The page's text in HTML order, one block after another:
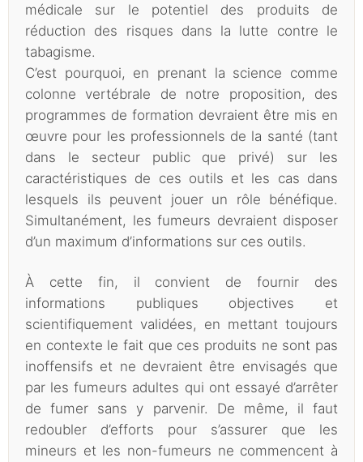
médicale sur le potentiel des produits de
réduction des risques dans la lutte contre le
tabagisme.
C’est pourquoi, en prenant la science comme
colonne vertébrale de notre proposition, des
programmes de formation devraient être mis en
œuvre pour les professionnels de la santé (tant
dans le secteur public que privé) sur les
caractéristiques de ces outils et les cas dans
lesquels ils peuvent jouer un rôle bénéfique.
Simultanément, les fumeurs devraient disposer
d’un maximum d’informations sur ces outils.
À cette fin, il convient de fournir des
informations publiques objectives et
scientifiquement validées, en mettant toujours
en contexte le fait que ces produits ne sont pas
inoffensifs et ne devraient être envisagés que
par les fumeurs adultes qui ont essayé d’arrêter
de fumer sans y parvenir. De même, il faut
redoubler d’efforts pour s’assurer que les
mineurs et les non-fumeurs ne commencent à